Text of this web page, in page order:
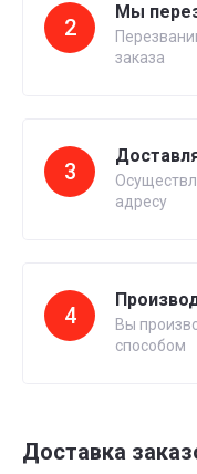
2
Мы
заказа
3
адресу
4
Вы
способом
Доставка